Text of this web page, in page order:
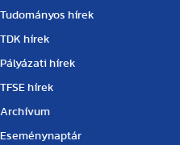
Tudományos hírek
TDK hírek
Pályázati hírek
TFSE hírek
Archívum
Eseménynaptár